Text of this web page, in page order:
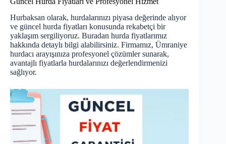
Hurbaksan olarak, hurdalarınızı piyasa değerinde alıyor
ve güncel hurda fiyatları konusunda rekabetçi bir
yaklaşım sergiliyoruz. Buradan hurda fiyatlarımız
hakkında detaylı bilgi alabilirsiniz. Firmamız, Ümraniye
hurdacı arayışınıza profesyonel çözümler sunarak,
avantajlı fiyatlarla hurdalarınızı değerlendirmenizi
sağlıyor.